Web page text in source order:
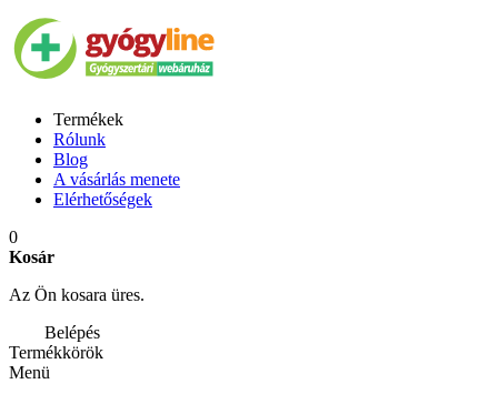
Termékek
Rólunk
Blog
A vásárlás menete
Elérhetőségek
0
Kosár
Az Ön kosara üres.
Belépés
Termékkörök
Menü